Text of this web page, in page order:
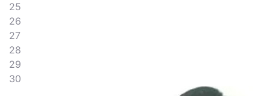
25
26
27
28
29
30